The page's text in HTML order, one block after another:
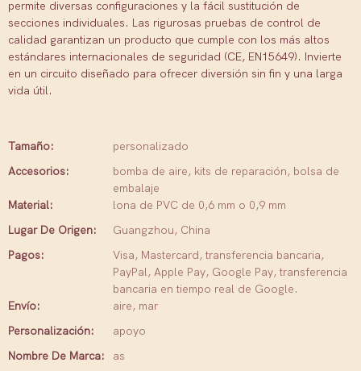
permite diversas configuraciones y la fácil sustitución de
secciones individuales. Las rigurosas pruebas de control de
calidad garantizan un producto que cumple con los más altos
estándares internacionales de seguridad (CE, EN15649). Invierte
en un circuito diseñado para ofrecer diversión sin fin y una larga
vida útil.
Tamaño:
personalizado
Accesorios:
bomba de aire, kits de reparación, bolsa de
embalaje
Material:
lona de PVC de 0,6 mm o 0,9 mm
Lugar De Origen:
Guangzhou, China
Pagos:
Visa, Mastercard, transferencia bancaria,
PayPal, Apple Pay, Google Pay, transferencia
bancaria en tiempo real de Google.
Envío:
aire, mar
Personalización:
apoyo
Nombre De Marca:
as